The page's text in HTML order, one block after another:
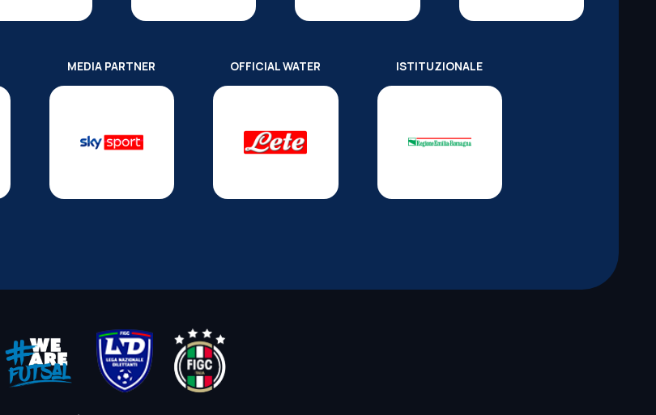
MEDIA PARTNER OFFICIAL WATER ISTITUZIONALE